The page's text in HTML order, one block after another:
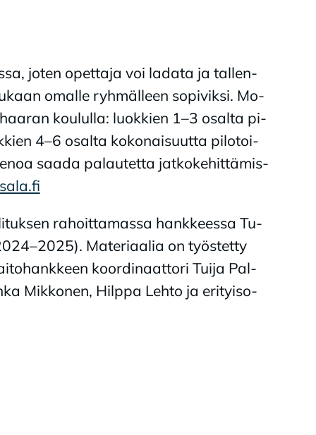
jo­ten opet­ta­ja voi la­da­ta ja tal­len­
omal­le ryh­mäl­leen so­pi­vik­si. Mo­
kou­lul­la: luok­kien 1–3 osal­ta pi­
4–6 osal­ta ko­ko­nai­suut­ta pi­lo­toi­
saa­da pa­lau­tet­ta jat­ko­ke­hit­tä­mis­
ra­hoit­ta­mas­sa hank­kees­sa Tu­
Ma­te­ri­aa­lia on työs­tet­ty
koor­di­naat­to­ri Tui­ja Pal­
Mik­ko­nen, Hilp­pa Leh­to ja eri­tyi­so­